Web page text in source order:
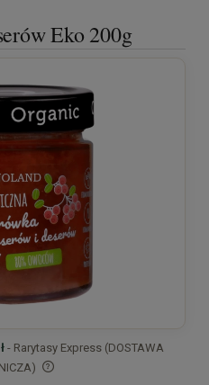
Eko 200g
- Rarytasy Express (DOSTAWA